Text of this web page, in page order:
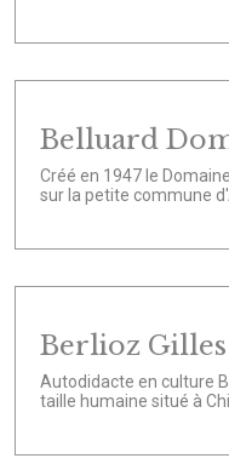
Belluard
Créé en 1947 le
sur la petite commune
Berlioz Gilles
Autodidacte en culture
taille humaine situé à